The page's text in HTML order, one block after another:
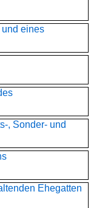
eines
, Sonder- und
Ehegatten